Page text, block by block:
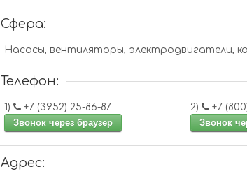
Сфера:
Насосы, вентиляторы, электродвигатели,
Телефон:
1)
+7 (3952) 25-86-87
Звонок через браузер
2)
Звонок
Адрес: